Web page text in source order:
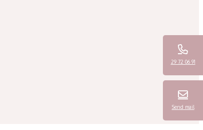
29 72 06 91
Send mail